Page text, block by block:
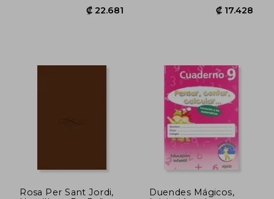
₡
Rosa Per Sant Jordi,
Duendes Mágicos,